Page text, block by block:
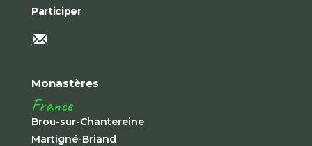
Participer
Monastères
France
Brou-sur-Chantereine
Martigné-Briand